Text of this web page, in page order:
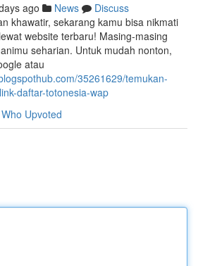
ago News
Discuss
khawatir, sekarang kamu bisa nikmati
website terbaru! Masing-masing
seharian. Untuk mudah nonton,
atau
35261629/temukan-
daftar-totonesia-wap
Who Upvoted